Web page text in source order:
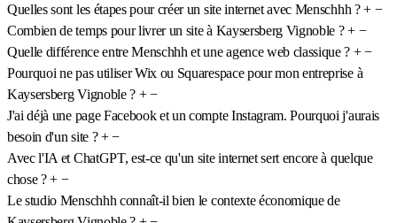
Quelles sont les étapes pour créer un site internet avec Menschhh ? + −
Combien de temps pour livrer un site à Kaysersberg Vignoble ? + −
Quelle différence entre Menschhh et une agence web classique ? + −
Pourquoi ne pas utiliser Wix ou Squarespace pour mon entreprise à
Kaysersberg Vignoble ? + −
J'ai déjà une page Facebook et un compte Instagram. Pourquoi j'aurais
besoin d'un site ? + −
Avec l'IA et ChatGPT, est-ce qu'un site internet sert encore à quelque
chose ? + −
Le studio Menschhh connaît-il bien le contexte économique de